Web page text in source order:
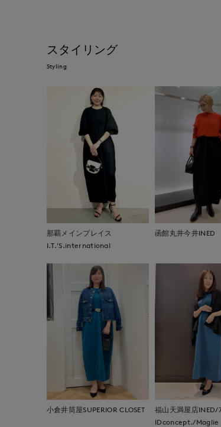
スタイリング
Styling
那覇メインプレイス
I.T.'S.international
函館丸井今井INED
小倉井筒屋SUPERIOR CLOSET
福山天満屋店INED/
IDconcept./Maglie